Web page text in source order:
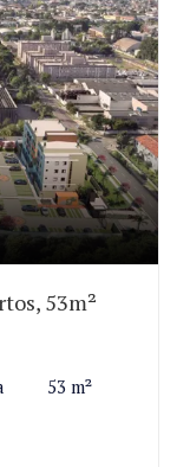
53m²
53 m²